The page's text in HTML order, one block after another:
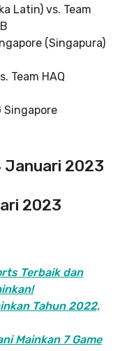
Latin) vs. Team
(Singapura)
Team HAQ
Singapore
Januari 2023
2023
Terbaik dan
Tahun 2022,
Mainkan 7 Game